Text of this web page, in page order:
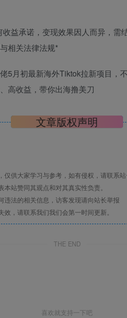
益承诺，变现效果因人而异，需
相关法律法规*
文章版权声明
供大家学习与参考，如有侵权，请联系站
站赞同其观点和对其真实性负责。
违法的相关信息，访客发现请向站长举报
，请联系我们我们会第一时间更新。
THE END
喜欢就支持一下吧